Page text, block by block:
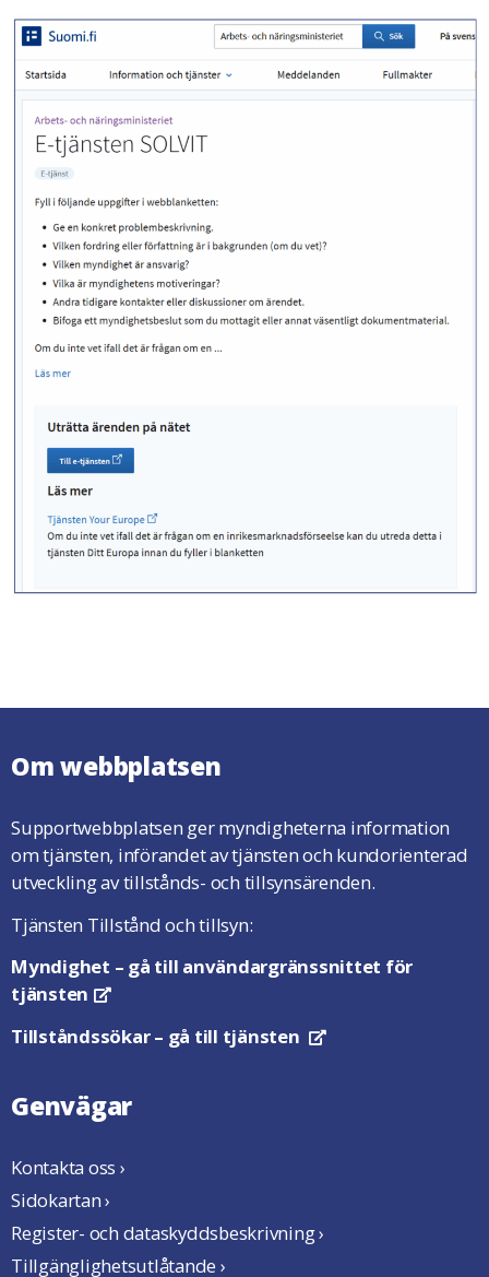
Om webbplatsen
Supportwebbplatsen ger myndigheterna information
om tjänsten, införandet av tjänsten och kundorienterad
utveckling av tillstånds- och tillsynsärenden.
Tjänsten Tillstånd och tillsyn:
Myndighet – gå till användargränssnittet för
tjänsten
Öppnas i en ny flik
Tillståndssökar– gå till tjänsten Öppnas i en ny flik
Genvägar
Kontakta oss ›
Sidokartan ›
Register- och dataskyddsbeskrivning ›
Tillgänglighetsutlåtande ›